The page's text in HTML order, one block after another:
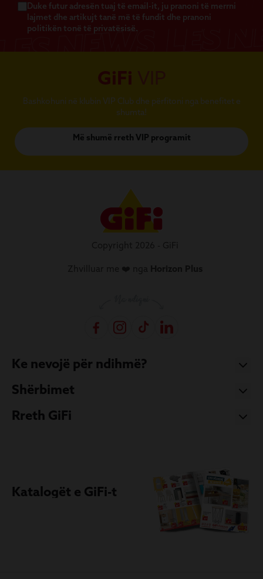
Duke futur adresën tuaj të email-it, ju pranoni të merrni
lajmet dhe artikujt tanë më të fundit dhe pranoni
politikën tonë të privatësisë.
GiFi
Bashkohuni në klubin VIP Club dhe përfitoni nga benefitet e
shumta!
Më shumë rreth VIP programit
Ke nevojë për ndihmë?
Shërbimet
Rreth GiFi
Katalogët e GiFi-t